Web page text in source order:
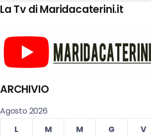
La Tv di Maridacaterini.it
ARCHIVIO
Agosto 2026
L
M M G V